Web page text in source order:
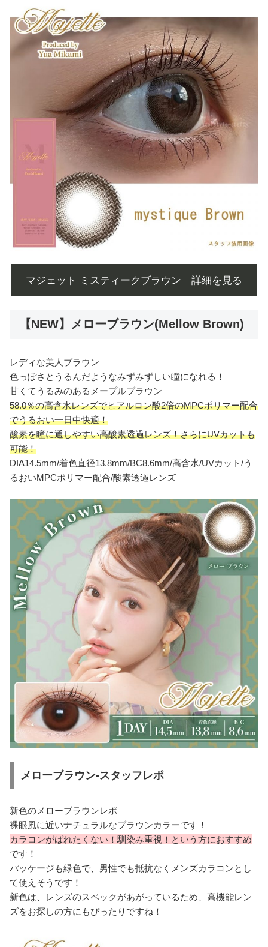
マジェット ミスティークブラウン 詳細を見る
【NEW】メローブラウン(Mellow Brown)
レディな美人ブラウン
色っぽさとうるんだようなみずみずしい瞳になれる！
甘くてうるみのあるメープルブラウン
58.0％の高含水レンズでヒアルロン酸2倍のMPCポリマー配合
でうるおい一日中快適！
酸素を瞳に通しやすい高酸素透過レンズ！さらにUVカットも
可能！
DIA14.5mm/着色直径13.8mm/BC8.6mm/高含水/UVカット/う
るおいMPCポリマー配合/酸素透過レンズ
メローブラウン-スタッフレポ
新色のメローブラウンレポ
裸眼風に近いナチュラルなブラウンカラーです！
カラコンがばれたくない！馴染み重視！という方におすすめ
です！
パッケージも緑色で、男性でも抵抗なくメンズカラコンとし
て使えそうです！
新色は、レンズのスペックがあがっているため、高機能レン
ズをお探しの方にもぴったりですね！